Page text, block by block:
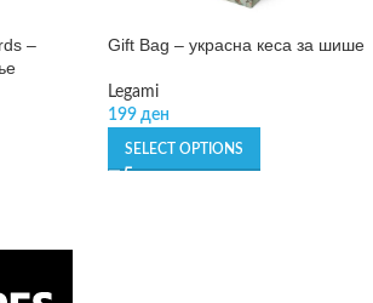
–
Gift Bag – украсна кеса за шише
Legami
199 ден
SELECT OPTIONS